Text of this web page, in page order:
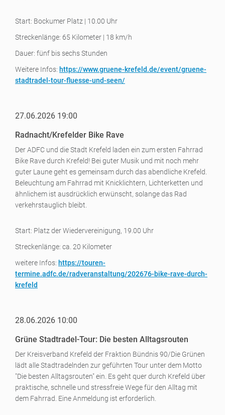
Start: Bockumer Platz | 10.00 Uhr
Streckenlänge: 65 Kilometer | 18 km/h
Dauer: fünf bis sechs Stunden
Weitere Infos: https://www.gruene-krefeld.de/event/gruene-
stadtradel-tour-fluesse-und-seen/
27.06.2026 19:00
Radnacht/Krefelder Bike Rave
Der ADFC und die Stadt Krefeld laden ein zum ersten Fahrrad
Bike Rave durch Krefeld! Bei guter Musik und mit noch mehr
guter Laune geht es gemeinsam durch das abendliche Krefeld.
Beleuchtung am Fahrrad mit Knicklichtern, Lichterketten und
ähnlichem ist ausdrücklich erwünscht, solange das Rad
verkehrstauglich bleibt.
Start: Platz der Wiedervereinigung, 19.00 Uhr
Streckenlänge: ca. 20 Kilometer
weitere Infos: https://touren-
termine.adfc.de/radveranstaltung/202676-bike-rave-durch-
krefeld
28.06.2026 10:00
Grüne Stadtradel-Tour: Die besten Alltagsrouten
Der Kreisverband Krefeld der Fraktion Bündnis 90/Die Grünen
lädt alle Stadtradelnden zur geführten Tour unter dem Motto
"Die besten Alltagsrouten" ein. Es geht quer durch Krefeld über
praktische, schnelle und stressfreie Wege für den Alltag mit
dem Fahrrad. Eine Anmeldung ist erforderlich.